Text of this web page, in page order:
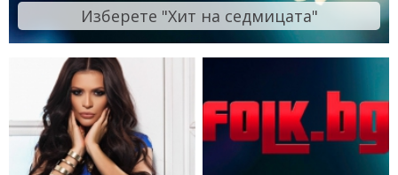
Изберете "Хит на седмицата"